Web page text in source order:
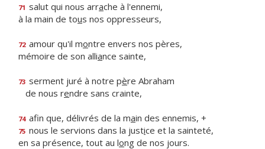
71 salut qui nous arrache à l'ennemi,
à la main de tous nos oppresseurs,
72 amour qu'il montre envers nos pères,
mémoire de son alliance sainte,
73 serment juré à notre père Abraham
de nous rendre sans crainte,
74 afin que, délivrés de la main des ennemis, +
75 nous le servions dans la justice et la sainteté,
en sa présence, tout au long de nos jours.